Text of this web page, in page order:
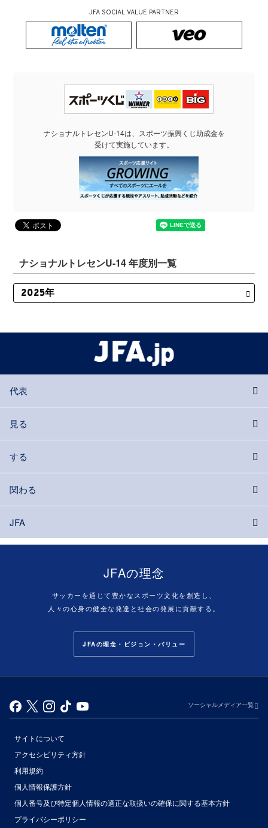
JFA SOCIAL VALUE PARTNER
ナショナルトレセンU-14は、スポーツ振興くじ助成金を
受けて実施しています。
ナショナルトレセンU-14 年度別一覧
代表
見る
する
関わる
JFA
JFAの理念
サッカーを通じて豊かなスポーツ文化を創造し、
人々の心身の健全な発達と社会の発展に貢献する。
JFAの理念・ビジョン・バリュー
ソーシャルメディア一覧
サイトについて
アクセシビリティ方針
利用規約
個人情報保護方針
個人番号及び特定個人情報の適正な取扱いの確保に関する基本方針
プライバシーポリシー